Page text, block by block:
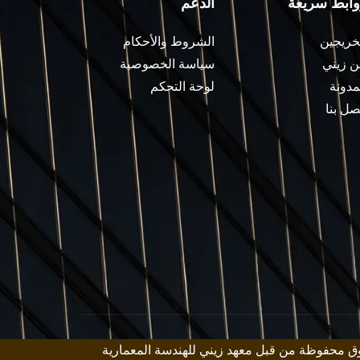
زيني
بنا
الشروط والأحكام
سياسة الخصوصية
لوحة التحكم